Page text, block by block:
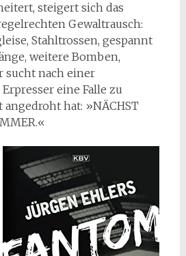
steigert sich das
Gewaltrausch:
Stahltrossen, gespannt
weitere Bomben,
sucht nach einer
eine Falle zu
hat: »NÄCHST